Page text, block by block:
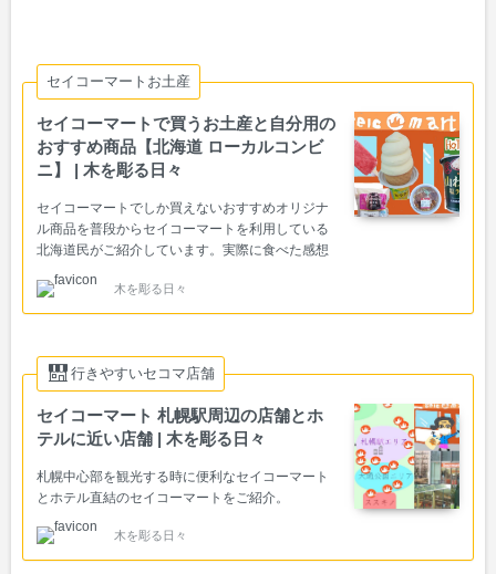
セイコーマートお土産
セイコーマートで買うお土産と自分用の
おすすめ商品【北海道 ローカルコンビ
ニ】 | 木を彫る日々
セイコーマートでしか買えないおすすめオリジナ
ル商品を普段からセイコーマートを利用している
北海道民がご紹介しています。実際に食べた感想
木を彫る日々
行きやすいセコマ店舗
セイコーマート 札幌駅周辺の店舗とホ
テルに近い店舗 | 木を彫る日々
札幌中心部を観光する時に便利なセイコーマート
とホテル直結のセイコーマートをご紹介。
木を彫る日々